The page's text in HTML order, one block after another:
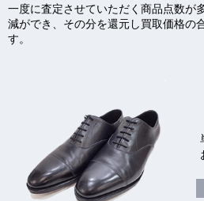
一度に査定させていただく商品点数が
減ができ、 その分を還元し買取価格の
す。